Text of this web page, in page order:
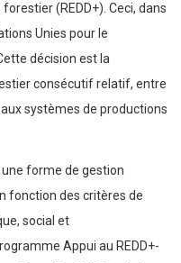
(REDD+). Ceci, dans
Unies pour le
décision est la
consécutif relatif, entre
systèmes de productions
forme de gestion
fonction des critères de
social et
Appui au REDD+-